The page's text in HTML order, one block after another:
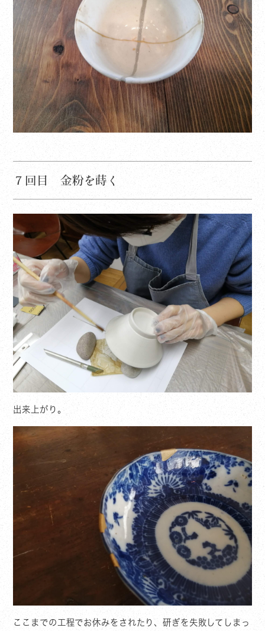
７回目 金粉を蒔く
出来上がり。
ここまでの工程でお休みをされたり、研ぎを失敗してしまっ